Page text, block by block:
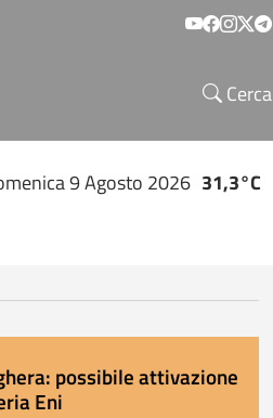
Social menu
Cerca
9 Agosto 2026 31,3°C
possibile attivazione
Eni